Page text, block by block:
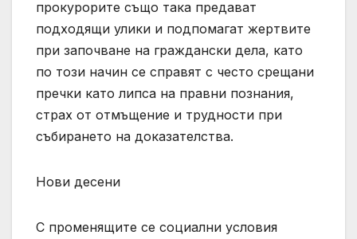
прокурорите също така предават
подходящи улики и подпомагат жертвите
при започване на граждански дела, като
по този начин се справят с често срещани
пречки като липса на правни познания,
страх от отмъщение и трудности при
събирането на доказателства.
Нови десени
С променящите се социални условия